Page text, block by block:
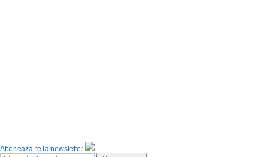
Aboneaza-te la newsletter